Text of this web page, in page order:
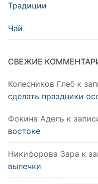
Традиции
Чай
СВЕЖИЕ
Колесников Глеб к
сделать праздники
Фокина Адель к
востоке
Никифорова Зара к
выпечки